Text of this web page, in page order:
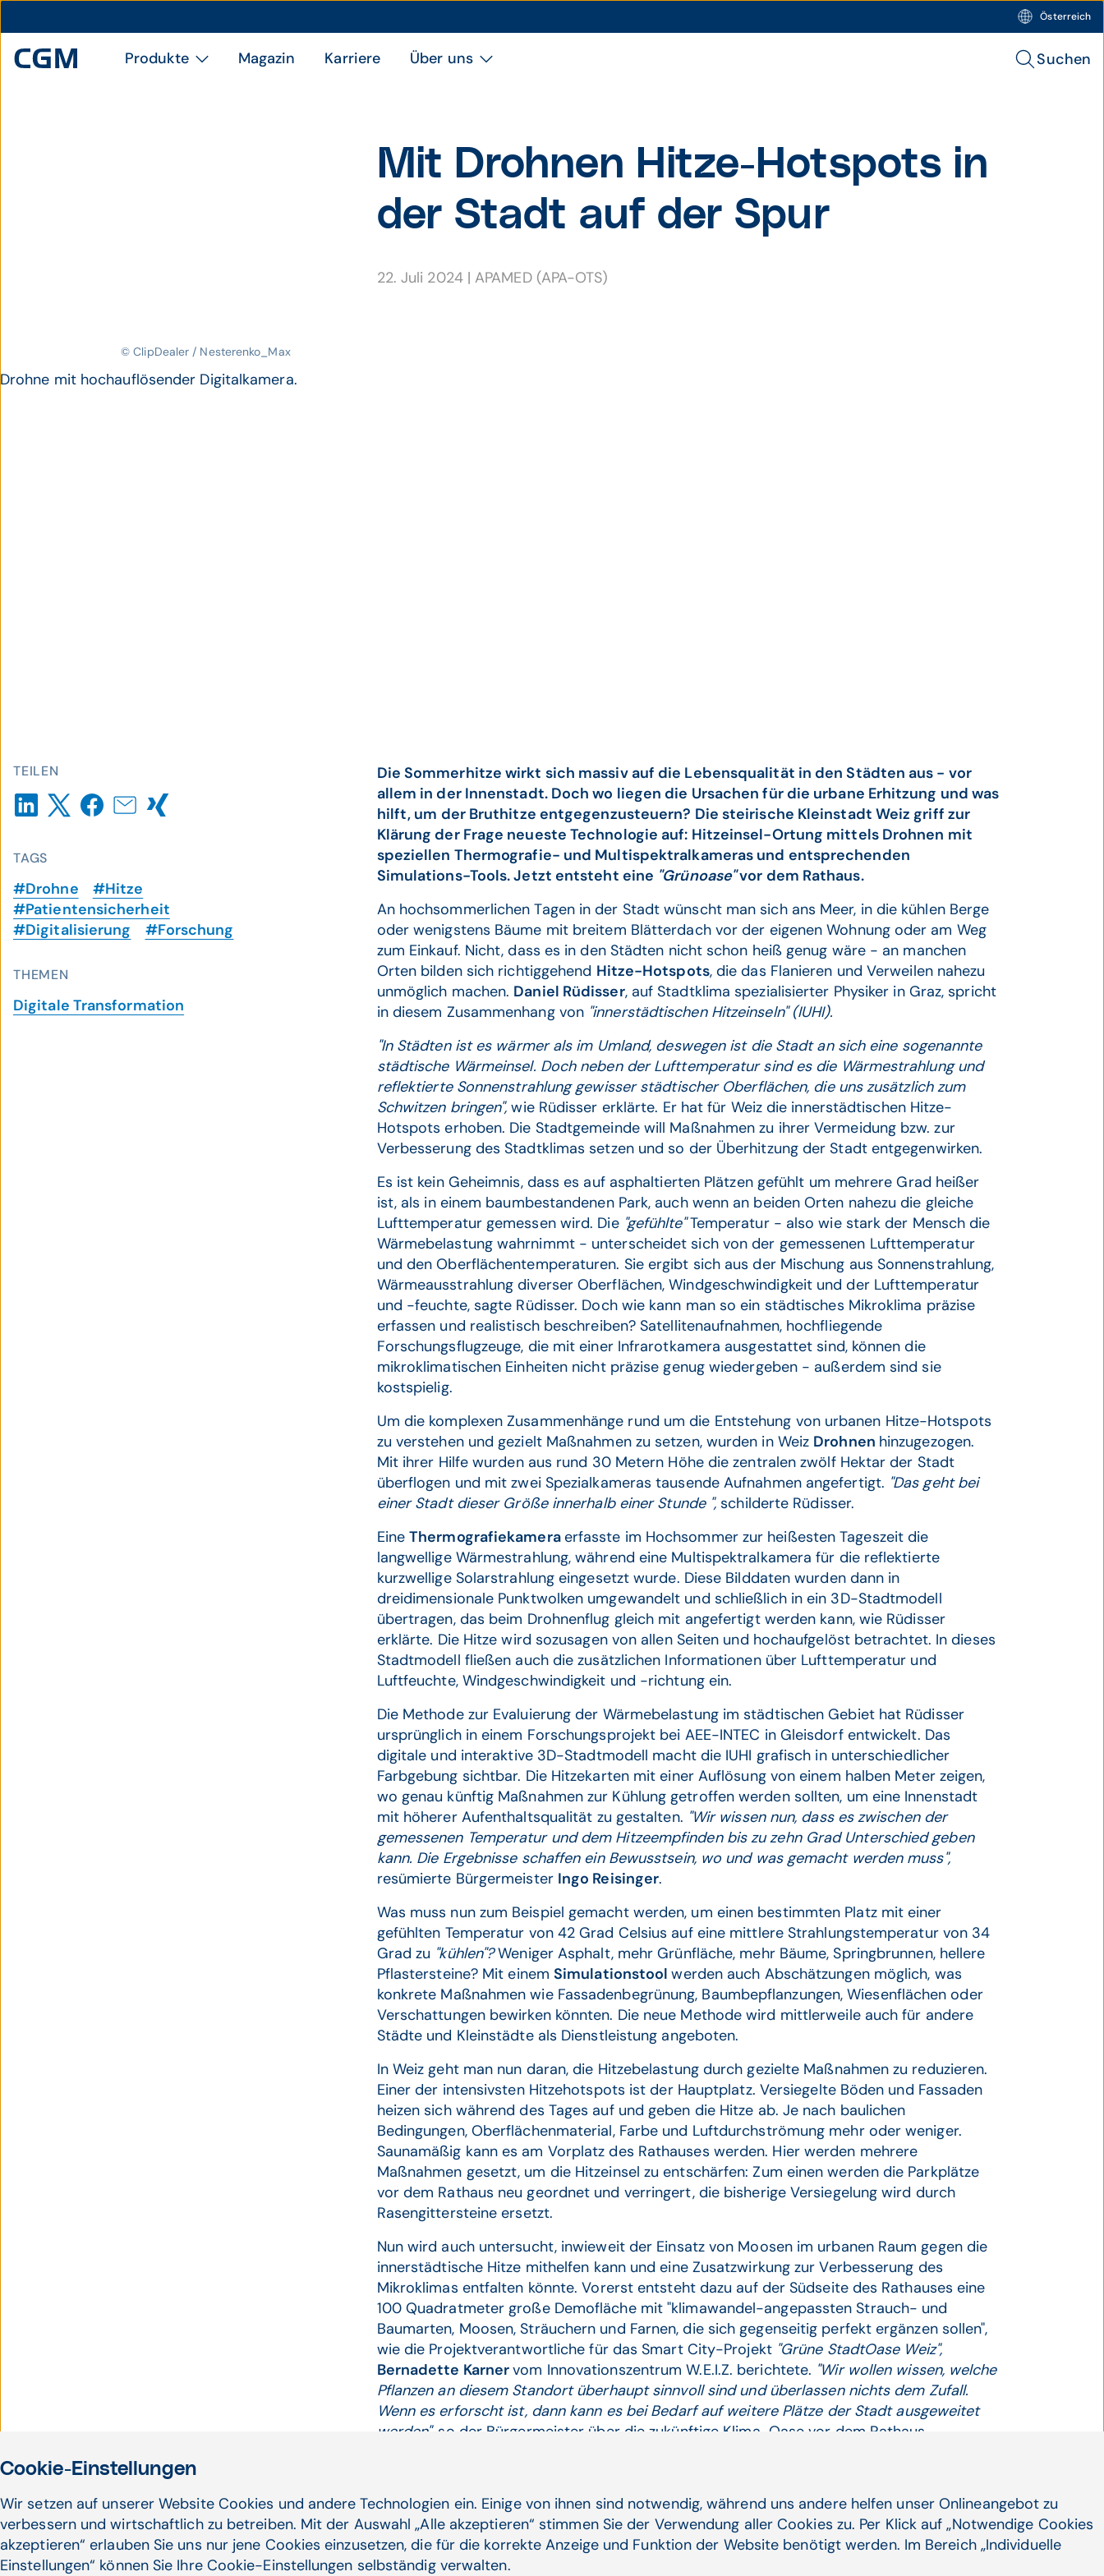
Österreich
Produkte Magazin Karriere Über uns Suchen
Mit Drohnen Hitze-Hot­spots in
der Stadt auf der Spur
22. Juli 2024 |APAMED (APA-OTS)
© ClipDealer / Nesterenko_Max
Drohne mit hochauflösender Digitalkamera.
TEILEN
TAGS
#Drohne
#Hitze
#Patientensicherheit
#Digitalisierung
#Forschung
THEMEN
Digitale Transformation
Die Sommerhitze wirkt sich massiv auf die Lebensqualität in den Städten aus - vor
allem in der Innenstadt. Doch wo liegen die Ursachen für die urbane Erhitzung und was
hilft, um der Bruthitze entgegenzusteuern? Die steirische Kleinstadt Weiz griff zur
Klärung der Frage neueste Technologie auf: Hitzeinsel-Ortung mittels Drohnen mit
speziellen Thermografie- und Multispektralkameras und entsprechenden
Simulations-Tools. Jetzt entsteht eine "Grünoase"vor dem Rathaus.
An hochsommerlichen Tagen in der Stadt wünscht man sich ans Meer, in die kühlen Berge
oder wenigstens Bäume mit breitem Blätterdach vor der eigenen Wohnung oder am Weg
zum Einkauf. Nicht, dass es in den Städten nicht schon heiß genug wäre - an manchen
Orten bilden sich richtiggehend Hitze-Hotspots, die das Flanieren und Verweilen nahezu
unmöglich machen. Daniel Rüdisser, auf Stadtklima spezialisierter Physiker in Graz, spricht
in diesem Zusammenhang von "innerstädtischen Hitzeinseln" (IUHI).
"In Städten ist es wärmer als im Umland, deswegen ist die Stadt an sich eine sogenannte
städtische Wärmeinsel. Doch neben der Lufttemperatur sind es die Wärmestrahlung und
reflektierte Sonnenstrahlung gewisser städtischer Oberflächen, die uns zusätzlich zum
Schwitzen bringen",wie Rüdisser erklärte. Er hat für Weiz die innerstädtischen Hitze-
Hotspots erhoben. Die Stadtgemeinde will Maßnahmen zu ihrer Vermeidung bzw. zur
Verbesserung des Stadtklimas setzen und so der Überhitzung der Stadt entgegenwirken.
Es ist kein Geheimnis, dass es auf asphaltierten Plätzen gefühlt um mehrere Grad heißer
ist, als in einem baumbestandenen Park, auch wenn an beiden Orten nahezu die gleiche
Lufttemperatur gemessen wird. Die "gefühlte"Temperatur - also wie stark der Mensch die
Wärmebelastung wahrnimmt - unterscheidet sich von der gemessenen Lufttemperatur
und den Oberflächentemperaturen. Sie ergibt sich aus der Mischung aus Sonnenstrahlung,
Wärmeausstrahlung diverser Oberflächen, Windgeschwindigkeit und der Lufttemperatur
und -feuchte, sagte Rüdisser. Doch wie kann man so ein städtisches Mikroklima präzise
erfassen und realistisch beschreiben? Satellitenaufnahmen, hochfliegende
Forschungsflugzeuge, die mit einer Infrarotkamera ausgestattet sind, können die
mikroklimatischen Einheiten nicht präzise genug wiedergeben - außerdem sind sie
kostspielig.
Um die komplexen Zusammenhänge rund um die Entstehung von urbanen Hitze-Hotspots
zu verstehen und gezielt Maßnahmen zu setzen, wurden in Weiz Drohnen hinzugezogen.
Mit ihrer Hilfe wurden aus rund 30 Metern Höhe die zentralen zwölf Hektar der Stadt
überflogen und mit zwei Spezialkameras tausende Aufnahmen angefertigt. "Das geht bei
einer Stadt dieser Größe innerhalb einer Stunde ",schilderte Rüdisser.
EineThermografiekameraerfasste im Hochsommer zur heißesten Tageszeit die
langwellige Wärmestrahlung, während eine Multispektralkamera für die reflektierte
kurzwellige Solarstrahlung eingesetzt wurde. Diese Bilddaten wurden dann in
dreidimensionale Punktwolken umgewandelt und schließlich in ein 3D-Stadtmodell
übertragen, das beim Drohnenflug gleich mit angefertigt werden kann, wie Rüdisser
erklärte. Die Hitze wird sozusagen von allen Seiten und hochaufgelöst betrachtet. In dieses
Stadtmodell fließen auch die zusätzlichen Informationen über Lufttemperatur und
Luftfeuchte, Windgeschwindigkeit und -richtung ein.
Die Methode zur Evaluierung der Wärmebelastung im städtischen Gebiet hat Rüdisser
ursprünglich in einem Forschungsprojekt bei AEE-INTEC in Gleisdorf entwickelt. Das
digitale und interaktive 3D-Stadtmodell macht die IUHI grafisch in unterschiedlicher
Farbgebung sichtbar. Die Hitzekarten mit einer Auflösung von einem halben Meter zeigen,
wo genau künftig Maßnahmen zur Kühlung getroffen werden sollten, um eine Innenstadt
mit höherer Aufenthaltsqualität zu gestalten. "Wir wissen nun, dass es zwischen der
gemessenen Temperatur und dem Hitzeempfinden bis zu zehn Grad Unterschied geben
kann. Die Ergebnisse schaffen ein Bewusstsein, wo und was gemacht werden muss",
resümierte Bürgermeister Ingo Reisinger.
Was muss nun zum Beispiel gemacht werden, um einen bestimmten Platz mit einer
gefühlten Temperatur von 42 Grad Celsius auf eine mittlere Strahlungstemperatur von 34
Grad zu "kühlen"?Weniger Asphalt, mehr Grünfläche, mehr Bäume, Springbrunnen, hellere
Pflastersteine? Mit einem Simulationstoolwerden auch Abschätzungen möglich, was
konkrete Maßnahmen wie Fassadenbegrünung, Baumbepflanzungen, Wiesenflächen oder
Verschattungen bewirken könnten. Die neue Methode wird mittlerweile auch für andere
Städte und Kleinstädte als Dienstleistung angeboten.
In Weiz geht man nun daran, die Hitzebelastung durch gezielte Maßnahmen zu reduzieren.
Einer der intensivsten Hitzehotspots ist der Hauptplatz. Versiegelte Böden und Fassaden
heizen sich während des Tages auf und geben die Hitze ab. Je nach baulichen
Bedingungen, Oberflächenmaterial, Farbe und Luftdurchströmung mehr oder weniger.
Saunamäßig kann es am Vorplatz des Rathauses werden. Hier werden mehrere
Maßnahmen gesetzt, um die Hitzeinsel zu entschärfen: Zum einen werden die Parkplätze
vor dem Rathaus neu geordnet und verringert, die bisherige Versiegelung wird durch
Rasengittersteine ersetzt.
Nun wird auch untersucht, inwieweit der Einsatz von Moosen im urbanen Raum gegen die
innerstädtische Hitze mithelfen kann und eine Zusatzwirkung zur Verbesserung des
Mikroklimas entfalten könnte. Vorerst entsteht dazu auf der Südseite des Rathauses eine
100 Quadratmeter große Demofläche mit "klimawandel-angepassten Strauch- und
Baumarten, Moosen, Sträuchern und Farnen, die sich gegenseitig perfekt ergänzen sollen",
wie die Projektverantwortliche für das Smart City-Projekt "Grüne StadtOase Weiz",
Bernadette Karnervom Innovationszentrum W.E.I.Z. berichtete. "Wir wollen wissen, welche
Pflanzen an diesem Standort überhaupt sinnvoll sind und überlassen nichts dem Zufall.
Wenn es erforscht ist, dann kann es bei Bedarf auf weitere Plätze der Stadt ausgeweitet
werden", so der Bürgermeister über die zukünftige Klima-Oase vor dem Rathaus.
Messdaten beruhendes Bewässerungssystem wird durch eine PV-Anlage auf dem
Flachdach des Rathaus-Zubaus abgedeckt, wie Karner ausführte. Der Wasserbedarf für
die Bewässerung der Pflanzen soll durch die Automatisierung um 25 Prozent im Gegensatz
zu"herkömmlichen"
Cookie-Einstellungen
Wir setzen auf unserer Website Cookies und andere Technologien ein. Einige von ihnen sind notwendig, während uns andere helfen unser Onlineangebot zu
verbessern und wirtschaftlich zu betreiben. Mit der Auswahl „Alle akzeptieren“ stimmen Sie der Verwendung aller Cookies zu. Per Klick auf „Notwendige Cookies
akzeptieren“ erlauben Sie uns nur jene Cookies einzusetzen, die für die korrekte Anzeige und Funktion der Website benötigt werden. Im Bereich „Individuelle
Einstellungen“ können Sie Ihre Cookie-Einstellungen selbständig verwalten.